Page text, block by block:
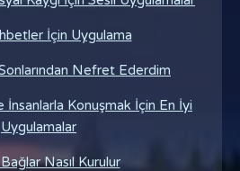
İçin Uygulama
Nefret Ederdim
İnsanlarla Konuşmak İçin En İyi
Uygulamalar
Nasıl Kurulur